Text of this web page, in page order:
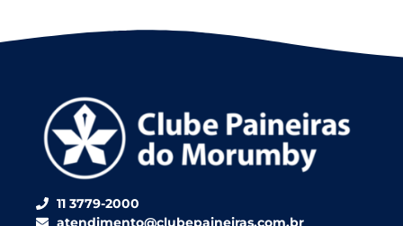
11 3779-2000
atendimento@clubepaineiras.com.br